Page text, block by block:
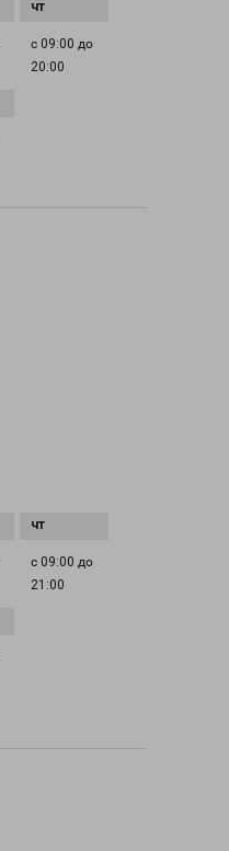
с 09:00 до
20:00
с 09:00 до
21:00